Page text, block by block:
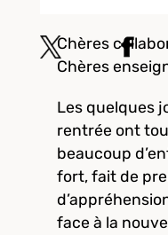
Chères
Chères
Les quelques
rentrée ont
beaucoup
fort, fait de
face à la